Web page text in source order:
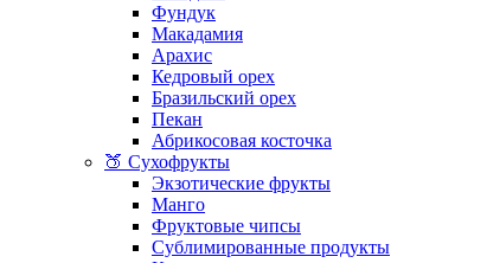
Фундук
Макадамия
Арахис
Кедровый орех
Бразильский орех
Пекан
Абрикосовая косточка
🍑 Сухофрукты
Экзотические фрукты
Манго
Фруктовые чипсы
Сублимированные продукты